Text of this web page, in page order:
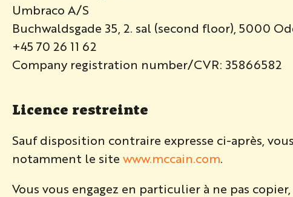
Umbraco A/S
Buchwaldsgade 35, 2. sal (second floor), 5000
+45 70 26 11 62
Company registration number/CVR: 35866582
Licence restreinte
Sauf disposition contraire expresse ci-après,
notamment le site www.mccain.com.
Vous vous engagez en particulier à ne pas